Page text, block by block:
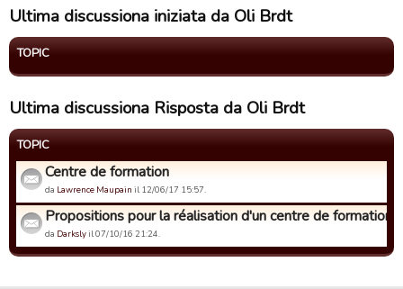
Ultima discussiona iniziata da Oli Brdt
TOPIC
Ultima discussiona Risposta da Oli Brdt
TOPIC
Centre de formation
da Lawrence Maupain il 12/06/17 15:57.
Propositions pour la réalisation d'un centre de formation
da Darkslyil 07/10/16 21:24.